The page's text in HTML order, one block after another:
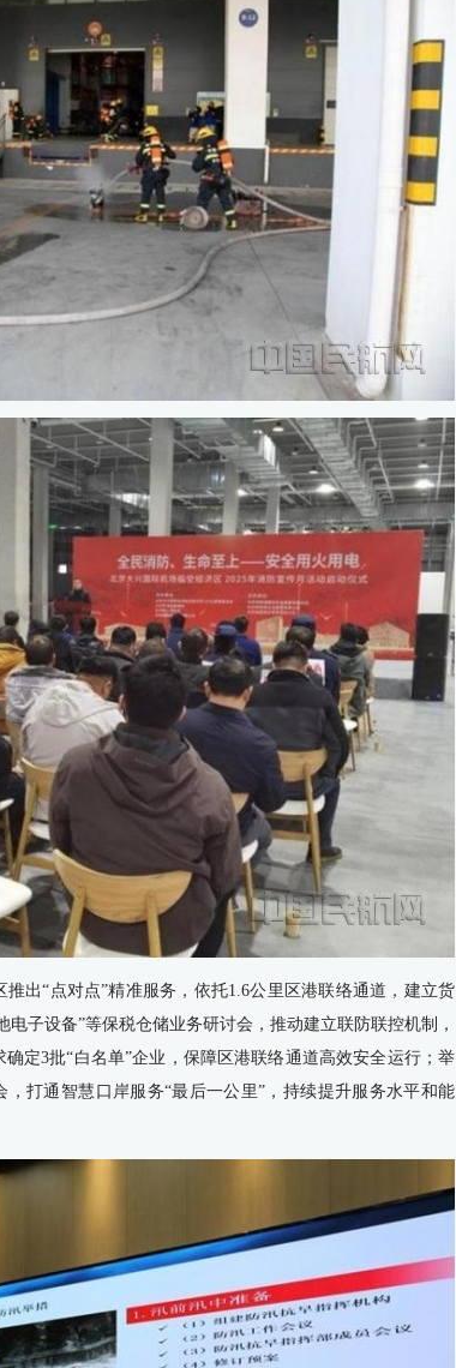
出“点对点”精准服务，依托1.6公里区港联络通道，建立货
子设备”等保税仓储业务研讨会，推动建立联防联控机制，
定3批“白名单”企业，保障区港联络通道高效安全运行；举
，打通智慧口岸服务“最后一公里”，持续提升服务水平和能